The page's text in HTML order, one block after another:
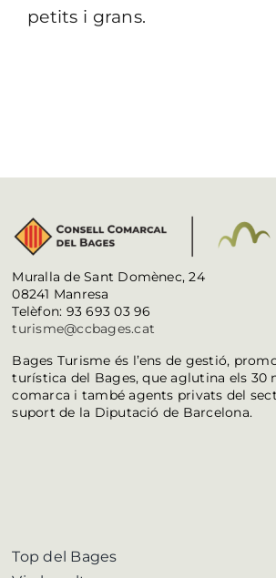
petits i grans.
Muralla de Sant Domènec, 24
08241 Manresa
Telèfon: 93 693 03 96
turisme@ccbages.cat
Bages Turisme és l’ens de gestió,
turística del Bages, que aglutina els 30
comarca i també agents privats del
suport de la Diputació de Barcelona.
Top del Bages